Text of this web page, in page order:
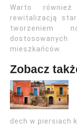
Warto
rewitalizacją
tworzeniem
mieszkańców.
Zobacz
dech w piersiach